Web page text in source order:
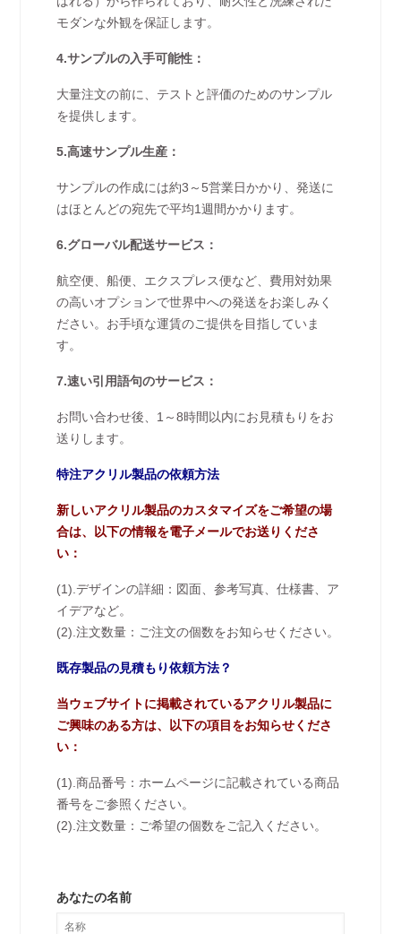
モダンな外観を保証します。
4.サンプルの入手可能性：
大量注文の前に、テストと評価のためのサンプル
を提供します。
5.高速サンプル生産：
サンプルの作成には約3～5営業日かかり、発送に
はほとんどの宛先で平均1週間かかります。
6.グローバル配送サービス：
航空便、船便、エクスプレス便など、費用対効果
の高いオプションで世界中への発送をお楽しみく
ださい。お手頃な運賃のご提供を目指していま
す。
7.速い引用語句のサービス：
お問い合わせ後、1～8時間以内にお見積もりをお
送りします。
特注アクリル製品の依頼方法
新しいアクリル製品のカスタマイズをご希望の場
合は、以下の情報を電子メールでお送りくださ
い：
(1).デザインの詳細：図面、参考写真、仕様書、ア
イデアなど。
(2).注文数量：ご注文の個数をお知らせください。
既存製品の見積もり依頼方法？
当ウェブサイトに掲載されているアクリル製品に
ご興味のある方は、以下の項目をお知らせくださ
い：
(1).商品番号：ホームページに記載されている商品
番号をご参照ください。
(2).注文数量：ご希望の個数をご記入ください。
あなたの名前